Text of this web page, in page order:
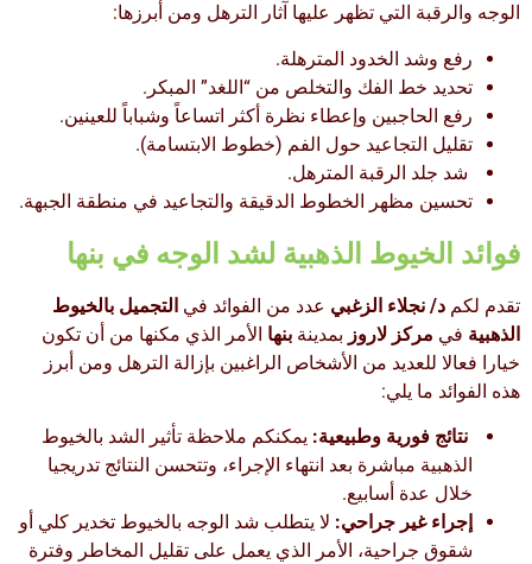
الوجه والرقبة التي تظهر عليها آثار الترهل ومن أبرزها:
رفع وشد الخدود المترهلة.
تحديد خط الفك والتخلص من “اللغد” المبكر.
رفع الحاجبين وإعطاء نظرة أكثر اتساعاً وشباباً للعينين.
تقليل التجاعيد حول الفم (خطوط الابتسامة).
شد جلد الرقبة المترهل.
تحسين مظهر الخطوط الدقيقة والتجاعيد في منطقة الجبهة.
فوائد الخيوط الذهبية لشد الوجه في بنها
تقدم لكم د/ نجلاء الزغبي عدد من الفوائد في التجميل بالخيوط
الذهبية في مركز لاروز بمدينة بنها الأمر الذي مكنها من أن تكون
خيارا فعالا للعديد من الأشخاص الراغبين بإزالة الترهل ومن أبرز
هذه الفوائد ما يلي:
نتائج فورية وطبيعية: يمكنكم ملاحظة تأثير الشد بالخيوط
الذهبية مباشرة بعد انتهاء الإجراء، وتتحسن النتائج تدريجيا
خلال عدة أسابيع.
إجراء غير جراحي: لا يتطلب شد الوجه بالخيوط تخدير كلي أو
شقوق جراحية، الأمر الذي يعمل على تقليل المخاطر وفترة